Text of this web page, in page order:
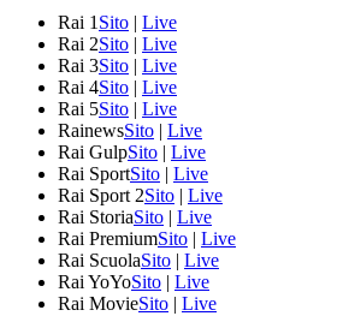
Rai 1 Sito | Live
Rai 2Sito | Live
Rai 3Sito | Live
Rai 4Sito | Live
Rai 5Sito | Live
RainewsSito | Live
Rai GulpSito | Live
Rai SportSito | Live
Rai Sport 2Sito | Live
Rai StoriaSito | Live
Rai PremiumSito | Live
Rai ScuolaSito | Live
Rai YoYoSito | Live
Rai MovieSito | Live